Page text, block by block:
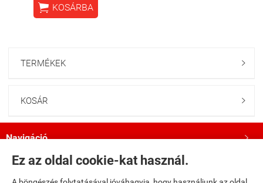
Ez az oldal cookie-kat használ.
 KOSÁRBA
TERMÉKEK 
KOSÁR 
Navigáció 
Saját fiók